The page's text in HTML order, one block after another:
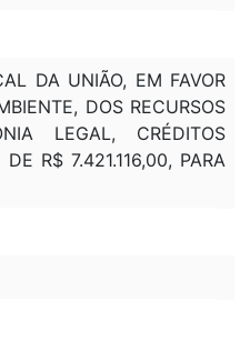
DA UNIÃO, EM FAVOR
DOS RECURSOS
LEGAL, CRÉDITOS
R$ 7.421.116,00, PARA